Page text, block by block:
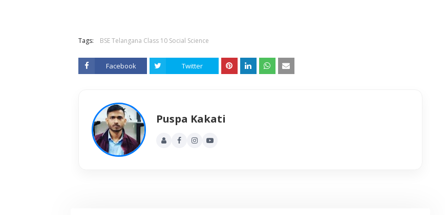
Tags: BSE Telangana Class 10 Social Science
Facebook Twitter
Puspa Kakati